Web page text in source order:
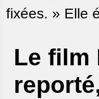
fixées. » Elle
Le film